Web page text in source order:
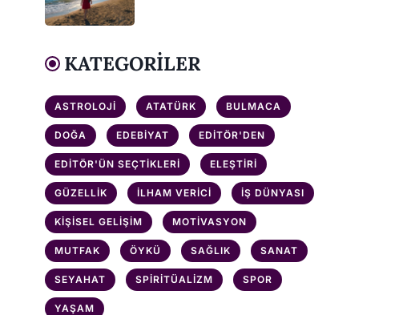
KATEGORILER
ASTROLOJI ATATÜRK BULMACA
DOĞA EDEBIYAT EDITÖR'DEN
EDITÖR'ÜN SEÇTIKLERI ELEŞTIRI
GÜZELLIK İLHAM VERICI İŞ DÜNYASI
KIŞISEL GELIŞIM MOTIVASYON
MUTFAK ÖYKÜ SAĞLIK SANAT
SEYAHAT SPIRITÜALIZM SPOR
YAŞAM